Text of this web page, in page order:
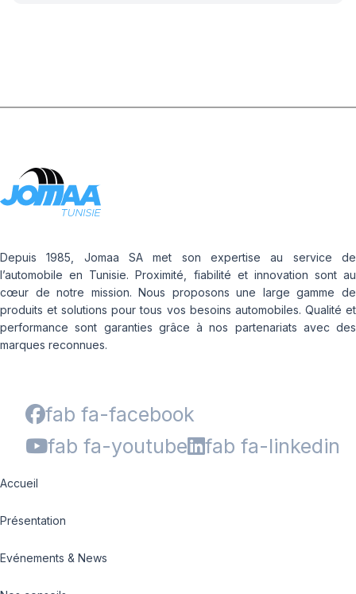
Depuis 1985, Jomaa SA met son expertise au service de
l’automobile en Tunisie. Proximité, fiabilité et innovation sont au
cœur de notre mission. Nous proposons une large gamme de
produits et solutions pour tous vos besoins automobiles. Qualité et
performance sont garanties grâce à nos partenariats avec des
marques reconnues.
fab fa-facebook
fab fa-youtube
fab fa-linkedin
Accueil
Présentation
Evénements & News